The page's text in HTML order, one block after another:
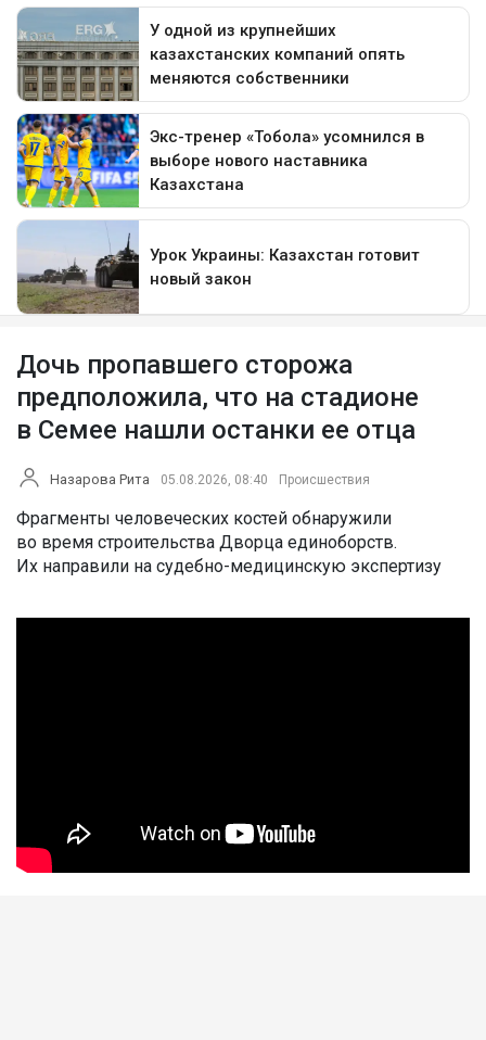
Дочь пропавшего сторожа
предположила, что на стадионе
в Семее нашли останки ее отца
Назарова Рита 05.08.2026, 08:40 Происшествия
Фрагменты человеческих костей обнаружили
во время строительства Дворца единоборств.
Их направили на судебно-медицинскую экспертизу